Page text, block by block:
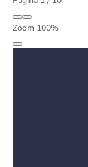
Zoom 100%